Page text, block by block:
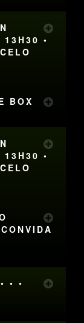
13H30 •
BOX
13H30 •
• •